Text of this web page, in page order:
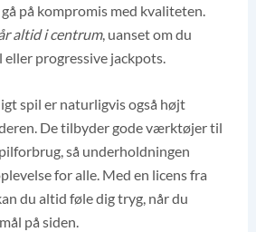
på kompromis med kvaliteten.
altid i centrum, uanset om du
progressive jackpots.
spil er naturligvis også højt
De tilbyder gode værktøjer til
så underholdningen
for alle. Med en licens fra
du altid føle dig tryg, når du
på siden.